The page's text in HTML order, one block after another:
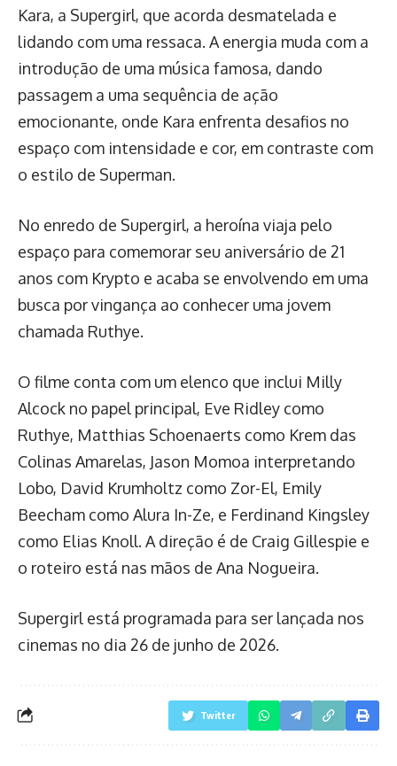
Kara, a Supergirl, que acorda desmatelada e
lidando com uma ressaca. A energia muda com a
introdução de uma música famosa, dando
passagem a uma sequência de ação
emocionante, onde Kara enfrenta desafios no
espaço com intensidade e cor, em contraste com
o estilo de Superman.
No enredo de Supergirl, a heroína viaja pelo
espaço para comemorar seu aniversário de 21
anos com Krypto e acaba se envolvendo em uma
busca por vingança ao conhecer uma jovem
chamada Ruthye.
O filme conta com um elenco que inclui Milly
Alcock no papel principal, Eve Ridley como
Ruthye, Matthias Schoenaerts como Krem das
Colinas Amarelas, Jason Momoa interpretando
Lobo, David Krumholtz como Zor-El, Emily
Beecham como Alura In-Ze, e Ferdinand Kingsley
como Elias Knoll. A direção é de Craig Gillespie e
o roteiro está nas mãos de Ana Nogueira.
Supergirl está programada para ser lançada nos
cinemas no dia 26 de junho de 2026.
Twitter